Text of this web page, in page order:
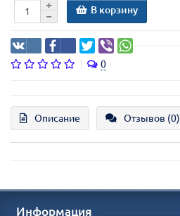
В корзину
0
Описание Отзывов (0)
Информация